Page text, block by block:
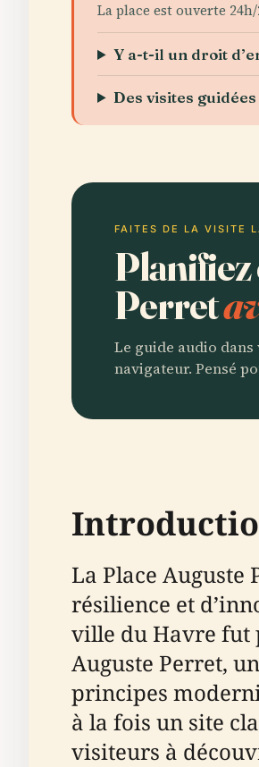
La place est ouverte 24h/
Y a-t-il un droit
Des visites
FAITES DE LA VISITE
Planifiez
Perret
Le guide audio
navigateur. Pensé
La Place
résilience et
ville du Havre fut
Auguste Perret,
principes
à la fois un site
visiteurs à